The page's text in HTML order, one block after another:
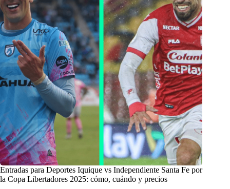
Entradas para Deportes Iquique vs Independiente Santa Fe por
la Copa Libertadores 2025: cómo, cuándo y precios